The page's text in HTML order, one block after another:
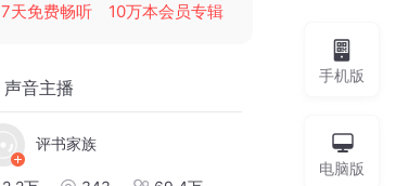
7天免费畅听
10万本会员专辑
声音主播
评书家族
手机版
电脑版